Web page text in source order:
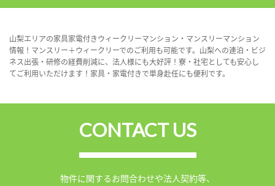
山梨エリアの家具家電付きウィークリーマンション・マンスリーマンション
情報！マンスリー＋ウィークリーでのご利用も可能です。山梨への連泊・ビジ
ネス出張・研修の経費削減に、法人様にも大好評！寮・社宅としても安心し
てご利用いただけます！家具・家電付きで単身赴任にも便利です。
CONTACT US
物件に関するお問合わせや法人契約等、